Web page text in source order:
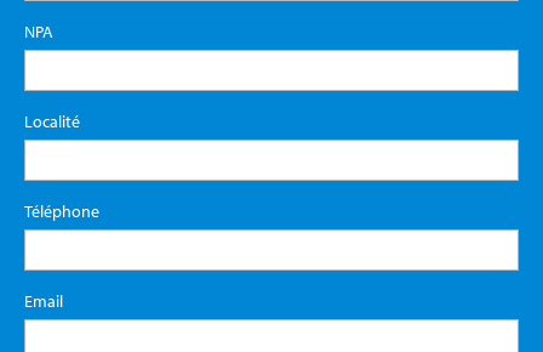
NPA
Localité
Téléphone
Email